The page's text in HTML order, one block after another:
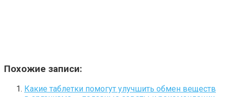
Похожие записи:
Какие таблетки помогут улучшить обмен веществ